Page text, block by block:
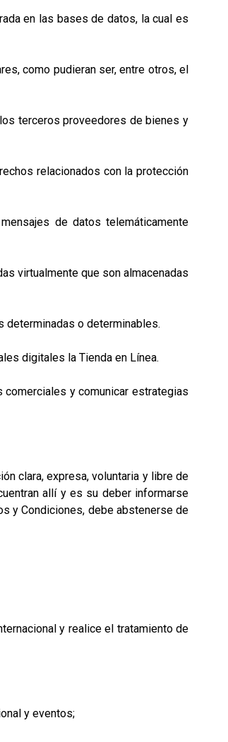
en las bases de datos, la cual es
como pudieran ser, entre otros, el
terceros proveedores de bienes y
relacionados con la protección
de datos telemáticamente
virtualmente que son almacenadas
o determinables.
digitales la Tienda en Línea.
y comunicar estrategias
clara, expresa, voluntaria y libre de
allí y es su deber informarse
y Condiciones, debe abstenerse de
y realice el tratamiento de
y eventos;